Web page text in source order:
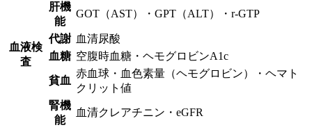
血液検
査
肝機
能
GOT（AST）・GPT（ALT）・r-GTP
代謝 血清尿酸
血糖 空腹時血糖・ヘモグロビンA1c
貧血
赤血球・血色素量（ヘモグロビン）・ヘマト
クリット値
腎機
能
血清クレアチニン・eGFR